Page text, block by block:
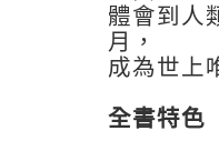
體會到人
月，
成為世上
全書特色